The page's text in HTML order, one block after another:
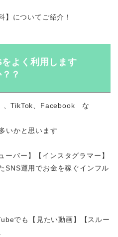
】についてご紹介！
よく利用します
？
、TikTok、Facebook な
いかと思います
ーバー】【インスタグラマー】
SNS運用でお金を稼ぐインフル
でも【見たい動画】【スルー